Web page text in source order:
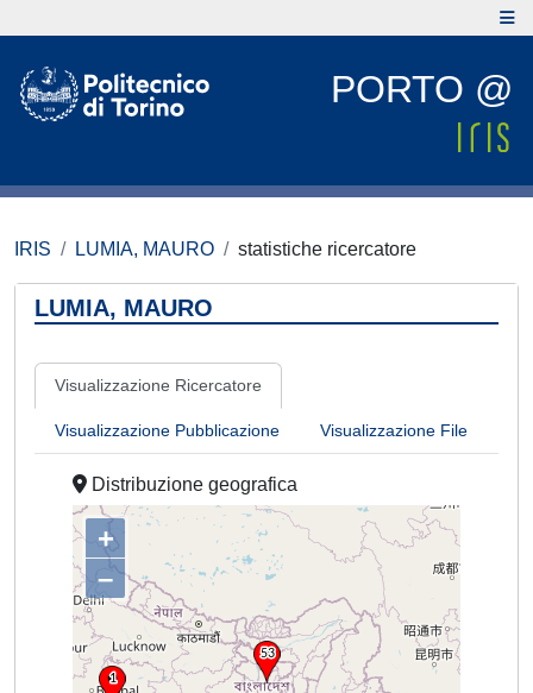
PORTO @
IRIS LUMIA, MAURO statistiche ricercatore
LUMIA, MAURO
Visualizzazione Ricercatore
Visualizzazione Pubblicazione Visualizzazione File
Distribuzione geografica
+
–